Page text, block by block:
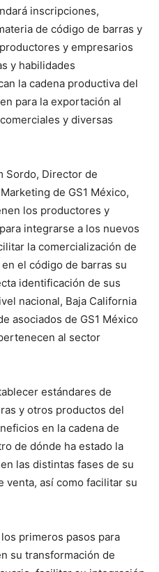
inscripciones,
de código de barras y
y empresarios
y habilidades
la cadena productiva del
para la exportación al
y diversas
Sordo, Director de
de GS1 México,
los productores y
integrarse a los nuevos
la comercialización de
el código de barras su
identificación de sus
nacional, Baja California
asociados de GS1 México
al sector
estándares de
y otros productos del
en la cadena de
de dónde ha estado la
las distintas fases de su
venta, así como facilitar su
primeros pasos para
su transformación de